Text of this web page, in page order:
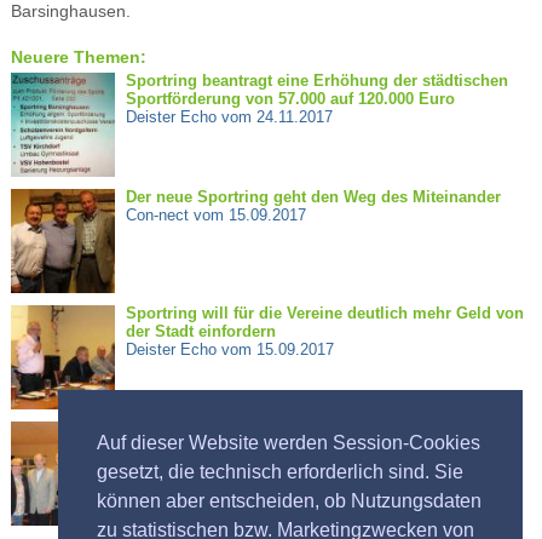
Auf dieser Website werden Session-Cookies
gesetzt, die technisch erforderlich sind. Sie
können aber entscheiden, ob Nutzungsdaten
zu statistischen bzw. Marketingzwecken von
Barsinghausen.
Neuere Themen:
Sportring beantragt eine Erhöhung der städtischen
Sportförderung von 57.000 auf 120.000 Euro
Deister Echo vom 24.11.2017
Der neue Sportring geht den Weg des Miteinander
Con-nect vom 15.09.2017
Sportring will für die Vereine deutlich mehr Geld von
der Stadt einfordern
Deister Echo vom 15.09.2017
Calenberger Zeitung 15.09.2017